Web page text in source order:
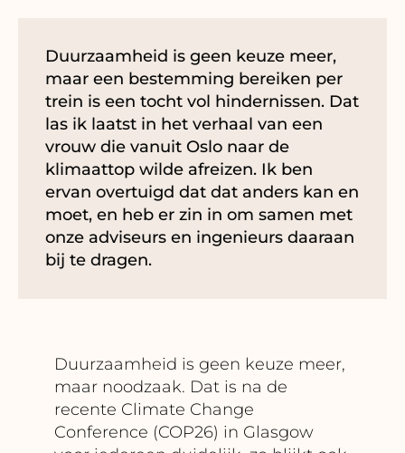
Duurzaamheid is geen keuze meer,
maar een bestemming bereiken per
trein is een tocht vol hindernissen. Dat
las ik laatst in het verhaal van een
vrouw die vanuit Oslo naar de
klimaattop wilde afreizen. Ik ben
ervan overtuigd dat dat anders kan en
moet, en heb er zin in om samen met
onze adviseurs en ingenieurs daaraan
bij te dragen.
Duurzaamheid is geen keuze meer,
maar noodzaak. Dat is na de
recente Climate Change
Conference (COP26) in Glasgow